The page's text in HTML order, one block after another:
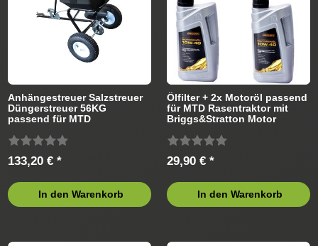
Anhängestreuer Salzstreuer
Düngerstreuer 56KG
passend für MTD
133,20 € *
In den Warenkorb
Ölfilter + 2x Motoröl passend
für MTD Rasentraktor mit
Briggs&Stratton Motor
29,90 € *
In den Warenkorb